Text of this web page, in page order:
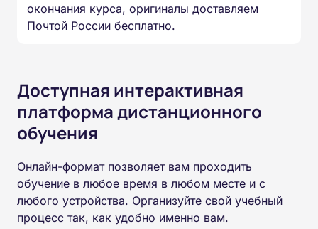
окончания курса, оригиналы доставляем
Почтой России бесплатно.
Доступная интерактивная
платформа дистанционного
обучения
Онлайн-формат позволяет вам проходить
обучение в любое время в любом месте и с
любого устройства. Организуйте свой учебный
процесс так, как удобно именно вам.